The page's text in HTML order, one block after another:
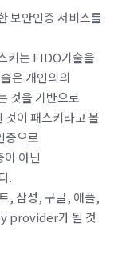
보안인증 서비스를
키는 FIDO기술을
은 개인의의
것을 기반으로
것이 패스키라고 볼
증으로
아닌
.
, 삼성, 구글, 애플,
provider가 될 것